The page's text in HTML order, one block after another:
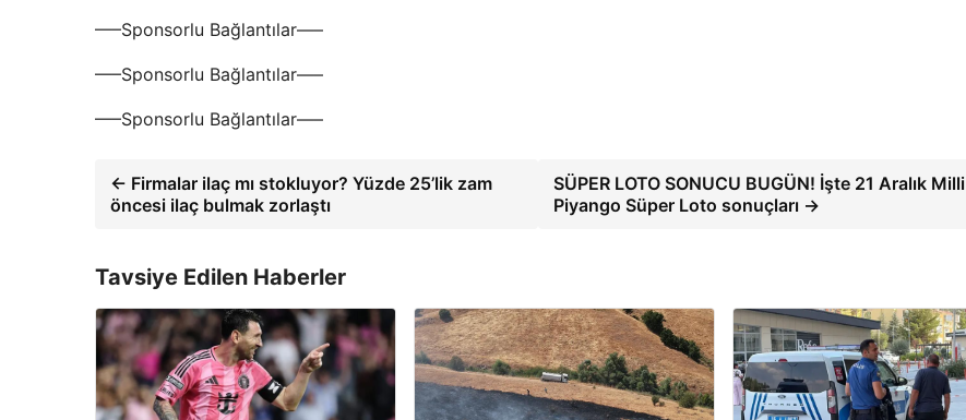
—–Sponsorlu Bağlantılar—–
—–Sponsorlu Bağlantılar—–
—–Sponsorlu Bağlantılar—–
← Firmalar ilaç mı stokluyor? Yüzde 25’lik zam
öncesi ilaç bulmak zorlaştı
SÜPER LOTO SONUCU BUGÜN! İşte 21 Aralık Milli
Piyango Süper Loto sonuçları →
Tavsiye Edilen Haberler